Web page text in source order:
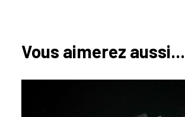
Vous aimerez aussi...